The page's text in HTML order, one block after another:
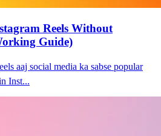
Reels Without
Guide)
aaj social media ka sabse popular
Inst...